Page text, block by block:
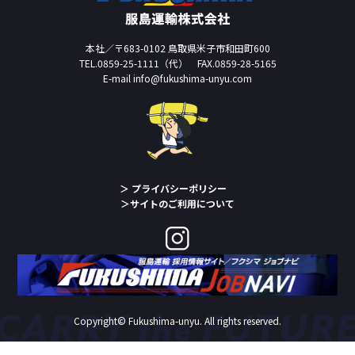
本社／〒683-0102 鳥取県米子市和田町600
TEL.0859-25-1111 （代） FAX.0859-28-5165
E-mail info@fukushima-unyu.com
＞ プライバシーポリシー
＞サイトのご利用について
Copyright© Fukushima-unyu. All rights reserved.